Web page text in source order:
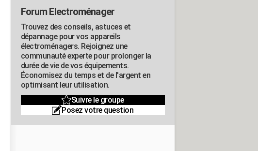
Forum Electroménager
Trouvez des conseils, astuces et
dépannage pour vos appareils
électroménagers. Rejoignez une
communauté experte pour prolonger la
durée de vie de vos équipements.
Économisez du temps et de l'argent en
optimisant leur utilisation.
Suivre le groupe
Posez votre question